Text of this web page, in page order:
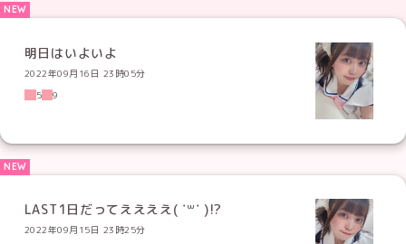
明日はいよいよ
2022年09月16日 23時05分
5
9
LAST1日だってええええ( ˙꒳​˙ )!?
2022年09月15日 23時25分